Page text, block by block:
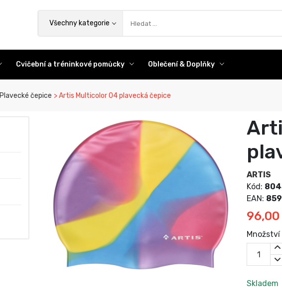
Všechny kategorie
Cvičební a tréninkové pomůcky Oblečení & Doplňky
Plavecké čepice Artis Multicolor 04 plavecká čepice
ARTIS
Kód:
EAN:
96,00
Množství
Skladem